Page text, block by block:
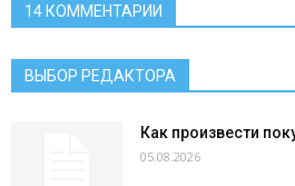
14 КОММЕНТАРИИ
ВЫБОР РЕДАКТОРА
Как произвести
05.08.2026